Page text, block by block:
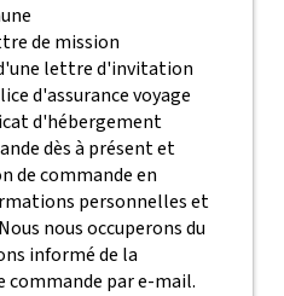
de mission
lettre d'invitation
d'assurance voyage
d'hébergement
dès à présent et
de commande en
personnelles et
nous occuperons du
informé de la
commande par e-mail.